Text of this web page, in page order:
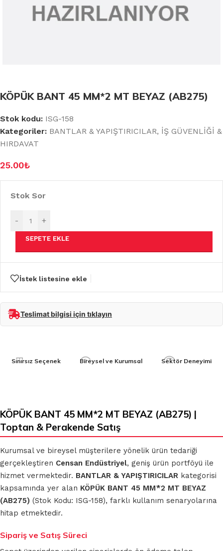
KÖPÜK BANT 45 MM*2 MT BEYAZ (AB275)
Stok kodu: ISG-158
Kategoriler: BANTLAR & YAPIŞTIRICILAR, İŞ GÜVENLİĞİ &
HIRDAVAT
25.00₺
Stok Sor
- +
SEPETE EKLE
İstek listesine ekle
Teslimat bilgisi için tıklayın
Sınırsız Seçenek Bireysel ve Kurumsal Sektör Deneyimi
KÖPÜK BANT 45 MM*2 MT BEYAZ (AB275) |
Toptan & Perakende Satış
Kurumsal ve bireysel müşterilere yönelik ürün tedariği
gerçekleştiren Censan Endüstriyel, geniş ürün portföyü ile
hizmet vermektedir. BANTLAR & YAPIŞTIRICILAR kategorisi
kapsamında yer alan KÖPÜK BANT 45 MM*2 MT BEYAZ
(AB275) (Stok Kodu: ISG-158), farklı kullanım senaryolarına
hitap etmektedir.
Sipariş ve Satış Süreci